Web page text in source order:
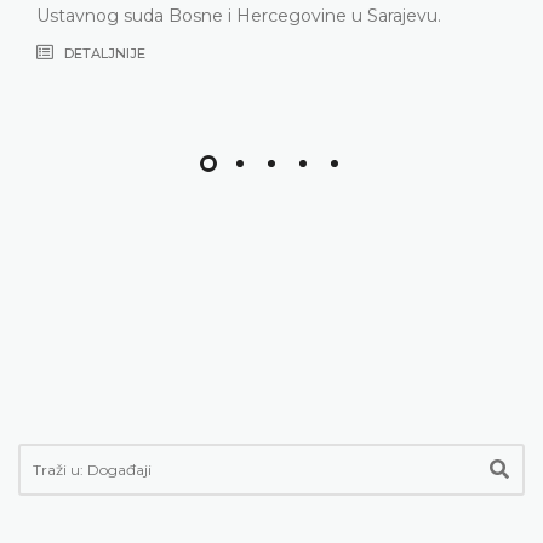
Ustavnog suda Bosne i Hercegovine u Sarajevu.
DETALJNIJE